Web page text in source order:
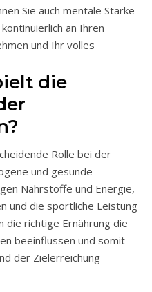
Sie auch mentale Stärke
an Ihren
und Ihr volles
die
Rolle bei der
und gesunde
Nährstoffe und Energie,
und die sportliche Leistung
die richtige Ernährung die
beeinflussen und somit
der Zielerreichung